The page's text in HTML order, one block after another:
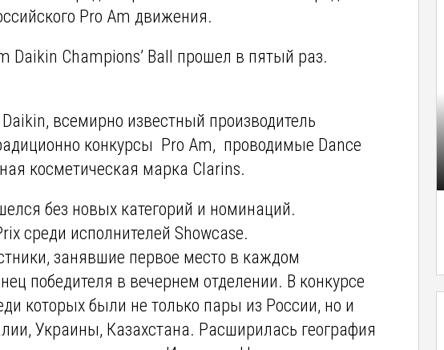
Pro Am движения.
Daikin Champions’ Ball прошел в пятый раз.
всемирно известный производитель
конкурсы Pro Am, проводимые Dance
косметическая марка Clarins.
без новых категорий и номинаций.
среди исполнителей Showcase.
занявшие первое место в каждом
победителя в вечернем отделении. В конкурсе
которых были не только пары из России, но и
Украины, Казахстана. Расширилась география